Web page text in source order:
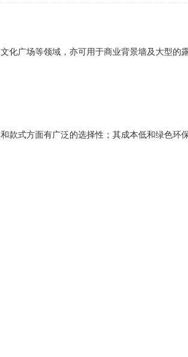
化广场等领域，亦可用于商业背景墙及大型的
款式方面有广泛的选择性；其成本低和绿色环保